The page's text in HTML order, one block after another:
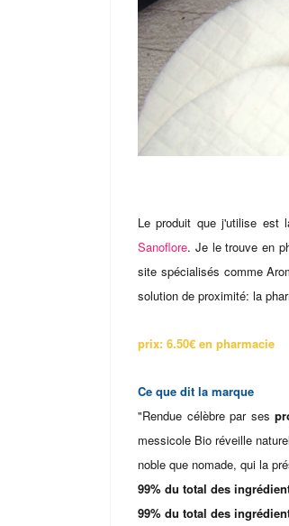
Le produit que j'utilise est
Sanoflore. Je le trouve en
site spécialisés comme
solution de proximité: la
prix: 6.50€ en pharmacie
Ce que dit la marque
"Rendue célèbre par ses
messicole Bio réveille
noble que nomade, qui la
99% du total des
99% du total des